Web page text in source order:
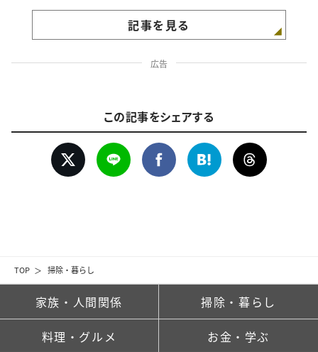
TOP 掃除・暮らし
記事を見る
広告
この記事をシェアする
家族・人間関係 掃除・暮らし
料理・グルメ お金・学ぶ